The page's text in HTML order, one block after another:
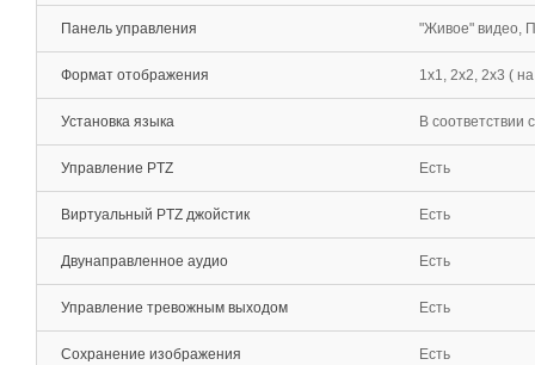
Панель управления "Живое" видео,
Формат отображения 1x1, 2x2, 2x3 (
Установка языка В соответствии
Управление PTZ Есть
Виртуальный PTZ джойстик Есть
Двунаправленное аудио Есть
Управление тревожным выходом Есть
Сохранение изображения Есть